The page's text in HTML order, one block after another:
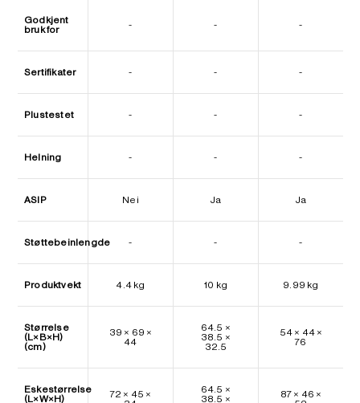
Godkjent
bruk for
- - -
Sertifikater - - -
Plustestet - - -
Helning - - -
ASIP Nei Ja Ja
Støttebeinlengde - - -
Produktvekt 4.4 kg 10 kg 9.99 kg
Størrelse
(L×B×H)
(cm)
39 × 69 ×
44
64.5 ×
38.5 ×
32.5
54 × 44 ×
76
Eskestørrelse
(L×W×H)
72 × 45 ×
64.5 ×
38.5 ×
87 × 46 ×